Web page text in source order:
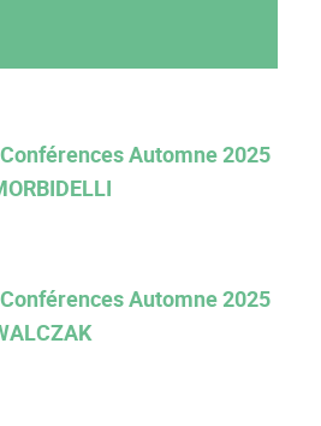
Automne 2025
Automne 2025